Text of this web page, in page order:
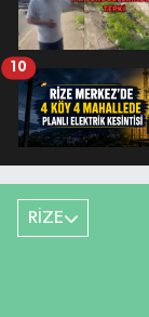
10
RİZE